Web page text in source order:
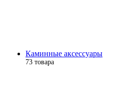
Каминные аксессуары
73 товара